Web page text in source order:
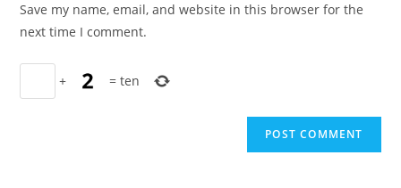
(optional)
Save my name, email, and website in this browser for the
next time I comment.
+ =ten